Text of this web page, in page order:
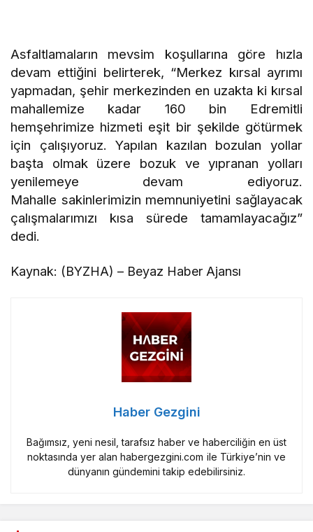
Asfaltlamaların mevsim koşullarına göre hızla
devam ettiğini belirterek, “Merkez kırsal ayrımı
yapmadan, şehir merkezinden en uzakta ki kırsal
mahallemize kadar 160 bin Edremitli
hemşehrimize hizmeti eşit bir şekilde götürmek
için çalışıyoruz. Yapılan kazılan bozulan yollar
başta olmak üzere bozuk ve yıpranan yolları
yenilemeye devam ediyoruz.
Mahalle sakinlerimizin memnuniyetini sağlayacak
çalışmalarımızı kısa sürede tamamlayacağız”
dedi.
Kaynak: (BYZHA) – Beyaz Haber Ajansı
Haber Gezgini
Bağımsız, yeni nesil, tarafsız haber ve haberciliğin en üst
noktasında yer alan habergezgini.com ile Türkiye’nin ve
dünyanın gündemini takip edebilirsiniz.